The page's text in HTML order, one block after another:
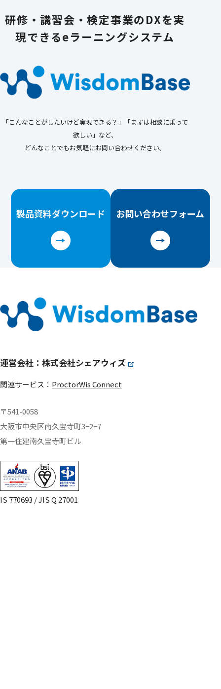
研修・講習会・検定事業のDXを実
現できるeラーニングシステム
「こんなことがしたいけど実現できる？」「まずは相談に乗って
欲しい」など、
どんなことでもお気軽にお問い合わせください。
製品資料ダウンロード お問い合わせフォーム
運営会社：株式会社シェアウィズ
関連サービス： ProctorWis Connect
〒541-0058
大阪市中央区南久宝寺町3−2−7
第一住建南久宝寺町ビル
IS 770693 / JIS Q 27001